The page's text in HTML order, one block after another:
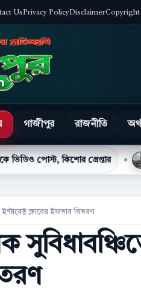
UsPrivacy PolicyDisclaimer
গাজীপুর রাজনীতি
গ্রেপ্তার মহাসড়কের
ক্লাবের ইফতার বিতরণ